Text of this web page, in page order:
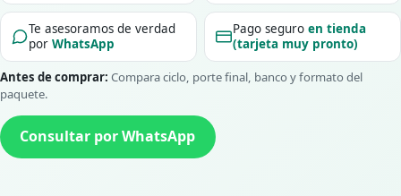
Te asesoramos de verdad
porWhatsApp
Pago seguroen tienda
(tarjeta muy pronto)
Antes de comprar: Compara ciclo, porte final, banco y formato del
paquete.
Consultar por WhatsApp